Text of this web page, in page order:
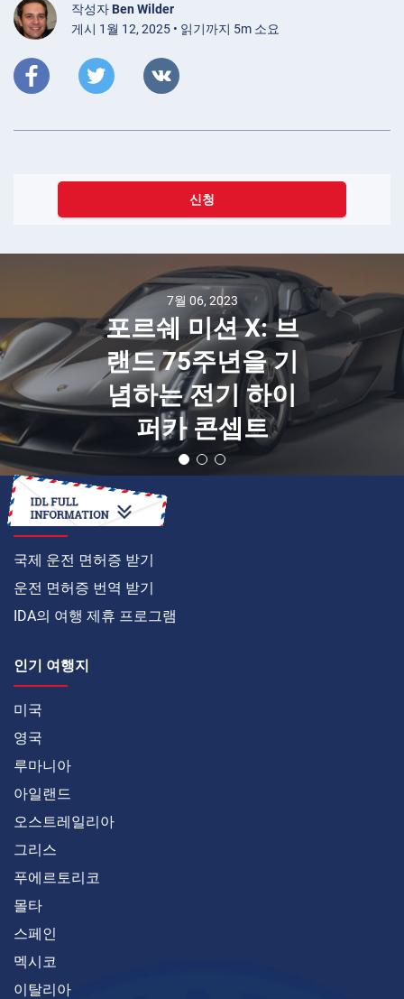
작성자 Ben Wilder
게시 1월 12, 2025 • 읽기까지 5m 소요
신청
2월 09, 2018
스페인에서 꼭 방
문해야 할 상위 10
곳
온라인으로
국제 운전 면허증 받기
운전 면허증 번역 받기
IDA의 여행 제휴 프로그램
인기 여행지
미국
영국
루마니아
아일랜드
오스트레일리아
그리스
푸에르토리코
몰타
스페인
멕시코
이탈리아